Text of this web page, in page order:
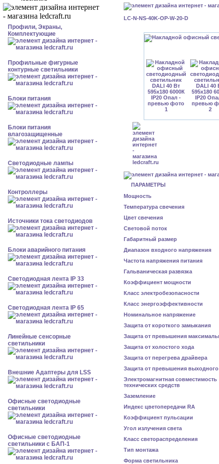
Профили, Экраны,
Комплектующие
Профильные фигурные
контурные светильники
Блоки питания
Блоки питания
влагозащищенные
Светодиодные лампы
Контроллеры
Источники тока светодиодов
Блоки аварийного питания
Светодиодная лента IP 33
Светодиодная лента IP 65
Линейные сенсорные
светильники
Внешние Адаптеры для LSS
Офисные светодиодные
светильники
Офисные светодиодные
светильники с БАП-1
LC-N-NS-40K-OP-W-20-D
ПАРАМЕТРЫ
Мощность
Температура свечения
Цвет свечения
Световой поток
Габаритный размер
Диапазон входного напряжения
Частота напряжения питания
Гальваническая развязка
Коэффициент мощности
Класс электробезопасности
Класс энергоэффективности
Номинальное напряжение
Защита от короткого замыкания
Защита от превышения
Защита от холостого хода
Защита от перегрева драйвера
Защита от превышения
Электромагнитная совместимость
технических средств
Заземление
Индекс цветопередачи RA
Коэффициент пульсации
Угол излучения света
Класс светораспределения
Тип монтажа
Форма светильника